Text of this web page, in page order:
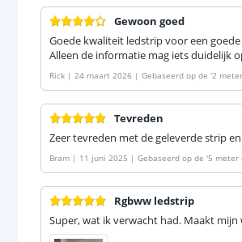
Gewoon goed
Goede kwaliteit ledstrip voor een
Alleen de informatie mag iets duidelijk
Rick | 24 maart 2026 | Gebaseerd op de '2
t met IKEA Tradfri, Osram Lightify, Tuya
Tevreden
Zeer tevreden met de geleverde strip
Bram | 11 juni 2025 | Gebaseerd op de '5 meter
met IKEA Tradfri, Osram Lightify, Tuya SmartLife
Rgbww ledstrip
Super, wat ik verwacht had. Maakt mijn